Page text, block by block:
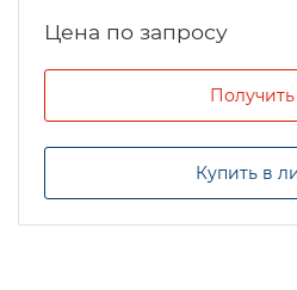
Цена по запросу
Купить в